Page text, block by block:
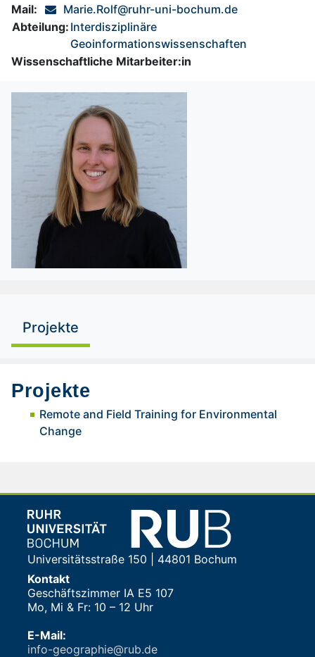
Mail:
Marie.Rolf@ruhr-uni-bochum.de
Abteilung: Interdisziplinäre
Geoinformationswissenschaften
Wissenschaftliche Mitarbeiter:in
Projekte
Projekte
Remote and Field Training for Environmental
Change
Universitätsstraße 150 | 44801 Bochum
Kontakt
Geschäftszimmer IA E5 107
Mo, Mi & Fr: 10 – 12 Uhr
E-Mail:
info-geographie@rub.de